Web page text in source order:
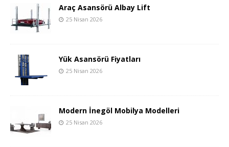
Araç Asansörü Albay Lift
25 Nisan 2026
Yük Asansörü Fiyatları
25 Nisan 2026
Modern İnegöl Mobilya Modelleri
25 Nisan 2026